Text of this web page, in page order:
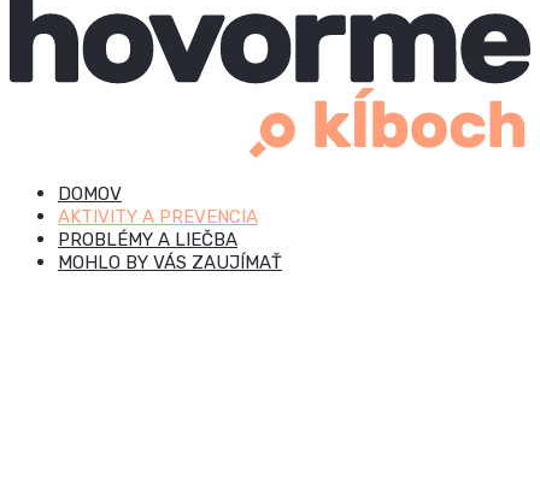
DOMOV
AKTIVITY A PREVENCIA
PROBLÉMY A LIEČBA
MOHLO BY VÁS ZAUJÍMAŤ